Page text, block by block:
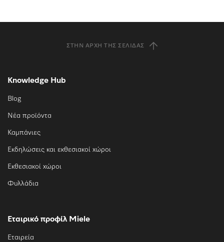
ΣΤΗΝ ΑΡΧΉ ΤΗΣ ΣΕΛΊΔΑΣ
Knowledge Hub
Blog
Νέα προϊόντα
Καμπάνιες
Εκδηλώσεις και εκθεσιακοί χώροι
Εκθεσιακοί χώροι
Φυλλάδια
Εταιρικό προφίλ Miele
Εταιρεία